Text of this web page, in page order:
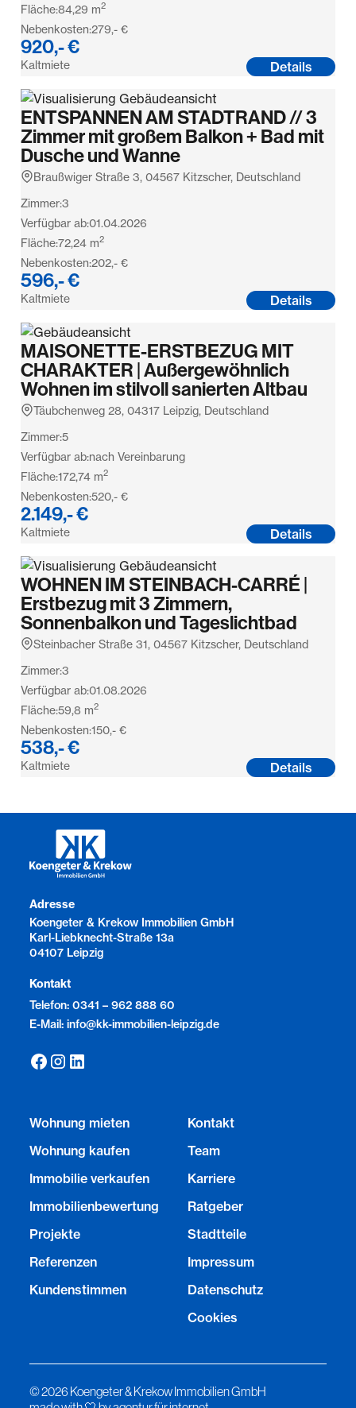
Fläche:84,29 m2
Nebenkosten:279,- €
920,- €
Kaltmiete Details
ENTSPANNEN AM STADTRAND // 3
Zimmer mit großem Balkon + Bad mit
Dusche und Wanne
Braußwiger Straße 3, 04567 Kitzscher, Deutschland
Zimmer:3
Verfügbar ab:01.04.2026
Fläche:72,24 m2
Nebenkosten:202,- €
596,- €
Kaltmiete Details
MAISONETTE-ERSTBEZUG MIT
CHARAKTER | Außergewöhnlich
Wohnen im stilvoll sanierten Altbau
Täubchenweg 28, 04317 Leipzig, Deutschland
Zimmer:5
Verfügbar ab:nach Vereinbarung
Fläche:172,74 m2
Nebenkosten:520,- €
2.149,- €
Kaltmiete Details
WOHNEN IM STEINBACH-CARRÉ |
Erstbezug mit 3 Zimmern,
Sonnenbalkon und Tageslichtbad
Steinbacher Straße 31, 04567 Kitzscher, Deutschland
Zimmer:3
Verfügbar ab:01.08.2026
Fläche:59,8 m2
Nebenkosten:150,- €
538,- €
Kaltmiete Details
Adresse
Koengeter & Krekow Immobilien GmbH
Karl-Liebknecht-Straße 13a
04107 Leipzig
Kontakt
Telefon: 0341 – 962 888 60
E-Mail: info@kk-immobilien-leipzig.de
Wohnung mieten
Wohnung kaufen
Immobilie verkaufen
Immobilienbewertung
Projekte
Referenzen
Kundenstimmen
Kontakt
Team
Karriere
Ratgeber
Stadtteile
Impressum
Datenschutz
Cookies
©2026 Koengeter & Krekow Immobilien GmbH